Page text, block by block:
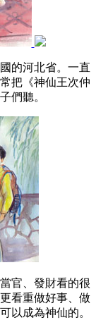
的河北省。一直
把《神仙王次仲
們聽。
官、發財看的很
看重做好事、做
以成為神仙的。